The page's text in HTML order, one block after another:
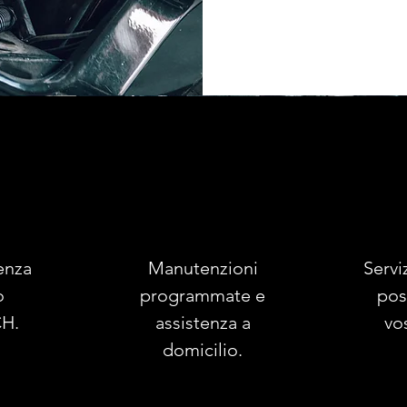
Manutenzioni
programmate e
assistenza a
domicilio.